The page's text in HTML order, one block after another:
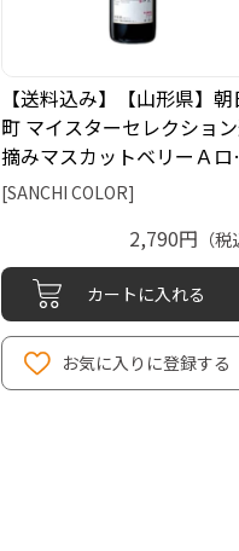
【送料込み】【山形県】朝
町 マイスターセレクショ
摘みマスカットベリーＡ
[SANCHI COLOR]
2,790円 （税
カートに入れる
お気に入りに登録する